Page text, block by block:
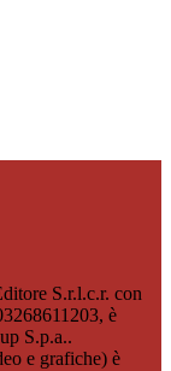
S.r.l.c.r. con
è
S.p.a..
e grafiche) è